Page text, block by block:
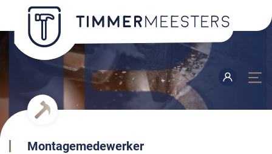
Montagemedewerker